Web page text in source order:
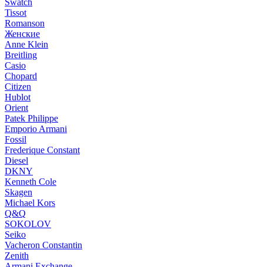
Swatch
Tissot
Romanson
Женские
Anne Klein
Breitling
Casio
Chopard
Citizen
Hublot
Orient
Patek Philippe
Emporio Armani
Fossil
Frederique Constant
Diesel
DKNY
Kenneth Cole
Skagen
Michael Kors
Q&Q
SOKOLOV
Seiko
Vacheron Constantin
Zenith